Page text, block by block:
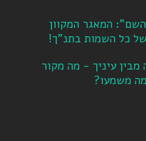
המאגר המקוון
כל השמות בתנ"ך!
מבין עיניך - מה מקור
משמעו?